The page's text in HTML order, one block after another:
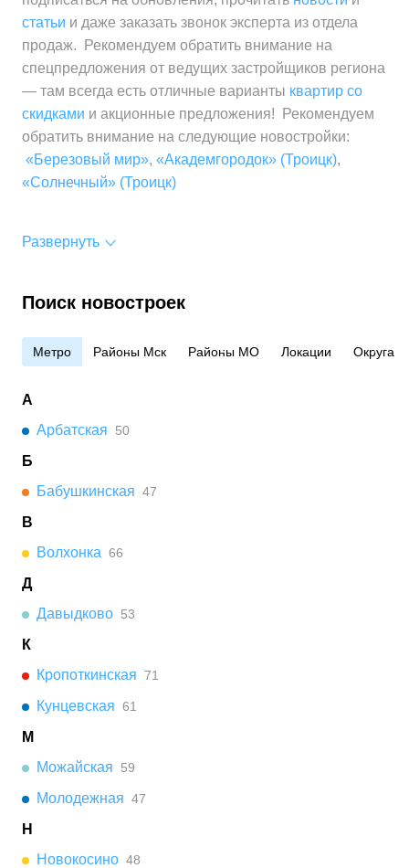
статьи и даже заказать звонок эксперта из отдела
продаж. Рекомендуем обратить внимание на
спецпредложения от ведущих застройщиков региона
— там всегда есть отличные варианты квартир со
скидками и акционные предложения! Рекомендуем
обратить внимание на следующие новостройки:
«Березовый мир», «Академгородок» (Троицк),
«Солнечный» (Троицк)
Развернуть
Поиск новостроек
Метро Районы Мск Районы МО Локации Округа
А
Арбатская
50
Б
Бабушкинская 47
В
Волхонка 66
Д
Давыдково 53
К
Кропоткинская 71
Кунцевская 61
М
Можайская
59
Молодежная 47
Н
Новокосино 48